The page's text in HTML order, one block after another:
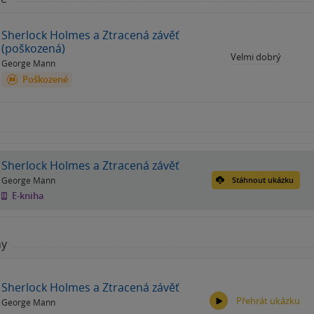
Sherlock Holmes a Ztracená závěť
(poškozená)
George Mann
Poškozené
Velmi dobrý
Sherlock Holmes a Ztracená závěť
George Mann
E-kniha
Stáhnout ukázku
Sherlock Holmes a Ztracená závěť
George Mann Přehrát ukázku